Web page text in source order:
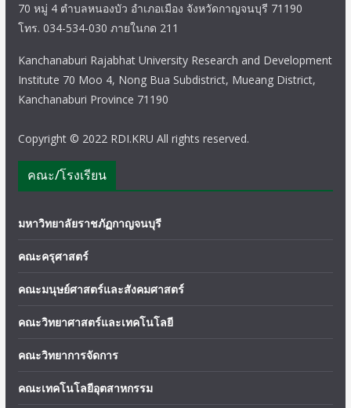
70 หมู่ 4 ตำบลหนองบัว อำเภอเมือง จังหวัดกาญจนบุรี 71190
โทร. 034-534-030 ภายในกด 211
Kanchanaburi Rajabhat University Research and Development
Institute 70 Moo 4, Nong Bua Subdistrict, Mueang District,
Kanchanaburi Province 71190
Copyright © 2022 RDI.KRU All rights reserved.
คณะ/โรงเรียน
มหาวิทยาลัยราชภัฏกาญจนบุรี
คณะครุศาสตร์
คณะมนุษย์ศาสตร์และสังคมศาสตร์
คณะวิทยาศาสตร์และเทคโนโลยี
คณะวิทยาการจัดการ
คณะเทคโนโลยีอุตสาหกรรม